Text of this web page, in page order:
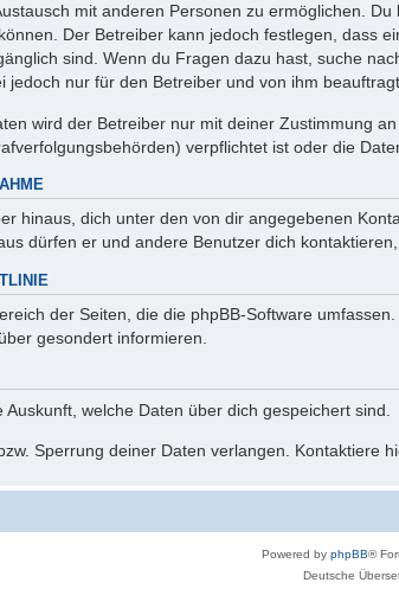
mit anderen Personen zu ermöglichen.
Der Betreiber kann jedoch festlegen, dass
sind. Wenn du Fragen dazu hast, suche
jedoch nur für den Betreiber und von ihm
wird der Betreiber nur mit deiner Zustimmung
verpflichtet ist oder die
hinaus, dich unter den von dir angegebenen
dürfen er und andere Benutzer dich
der Seiten, die die phpBB-Software
gesondert informieren.
welche Daten über dich gespeichert sind.
Sperrung deiner Daten verlangen. Kontaktiere
Powered by phpBB®
Deutsche